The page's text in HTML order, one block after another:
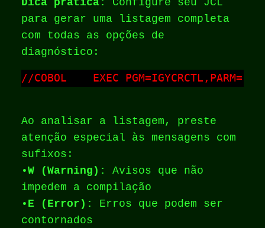
Dica prática: Configure seu JCL
para gerar uma listagem completa
com todas as opções de
diagnóstico:
//COBOL    EXEC
Ao analisar a listagem, preste
atenção especial às mensagens com
sufixos:
•W (Warning): Avisos que não
impedem a compilação
• E (Error):
Erros que podem ser
contornados